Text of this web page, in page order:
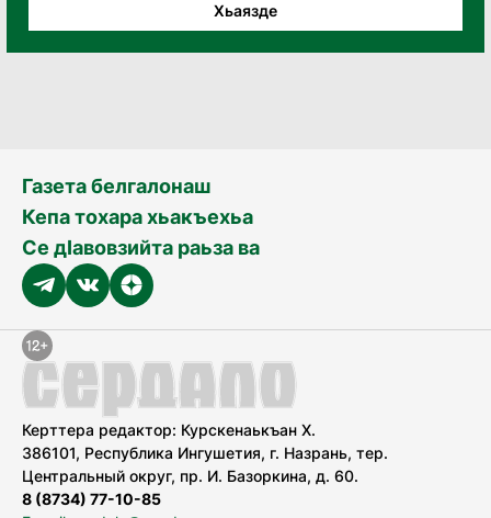
Хьаязде
Газета белгалонаш
Кепа тохара хьакъехьа
Се дӀавовзийта раьза ва
Керттера редактор: Курскенаькъан Х.
386101, Республика Ингушетия, г. Назрань, тер.
Центральный округ, пр. И. Базоркина, д. 60.
8 (8734) 77-10-85